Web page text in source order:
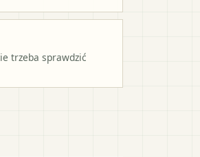
trzeba sprawdzić